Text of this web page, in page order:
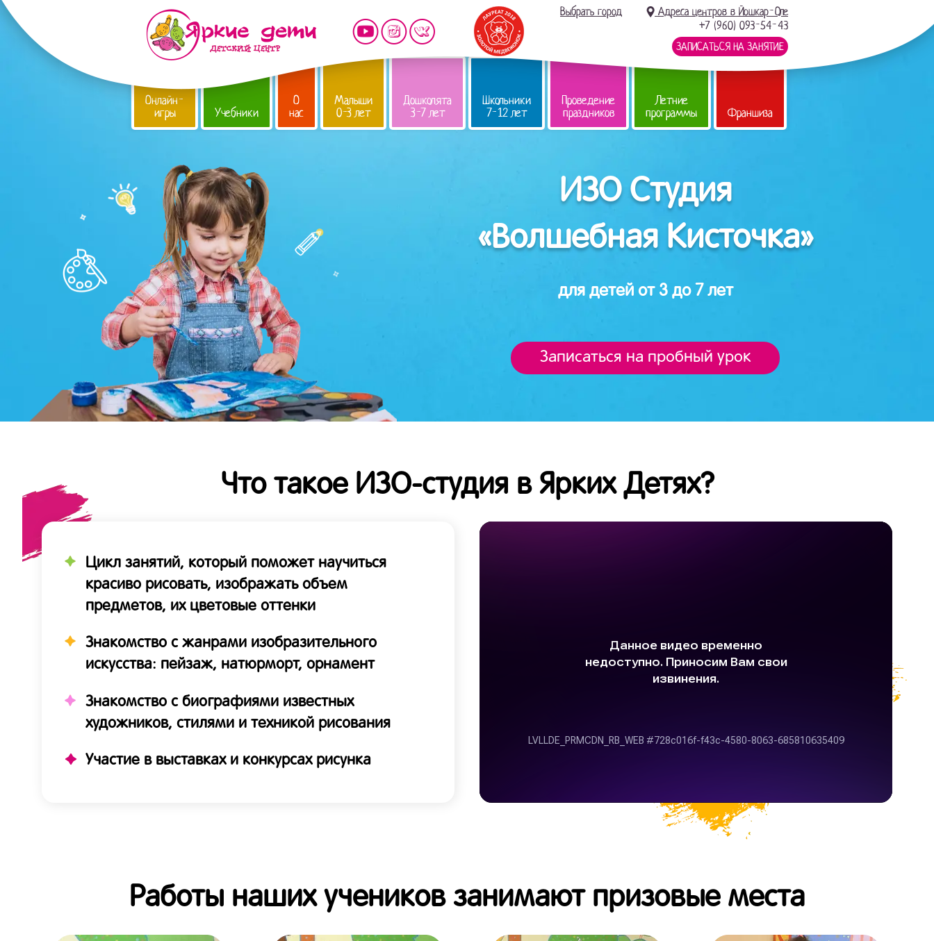
Выбрать город
Адреса центров в Йошкар-Оле
+7 (960) 093-54-43
ЗАПИСАТЬСЯ НА ЗАНЯТИЕ
Онлайн-
игры Учебники
О
нас
Малыши
0-3 лет
Дошколята
3-7 лет
Школьники
7-12 лет
Проведение
праздников
Летние
программы Франшиза
ИЗО Студия
«Волшебная Кисточка»
для детей от 3 до 7 лет
Записаться на пробный урок
Что такое ИЗО-студия в Ярких Детях?
Цикл занятий, который поможет научиться
красиво рисовать, изображать объем
предметов, их цветовые оттенки
Знакомство с жанрами изобразительного
искусства: пейзаж, натюрморт, орнамент
Знакомство с биографиями известных
художников, стилями и техникой рисования
Участие в выставках и конкурсах рисунка
Работы наших учеников занимают призовые места